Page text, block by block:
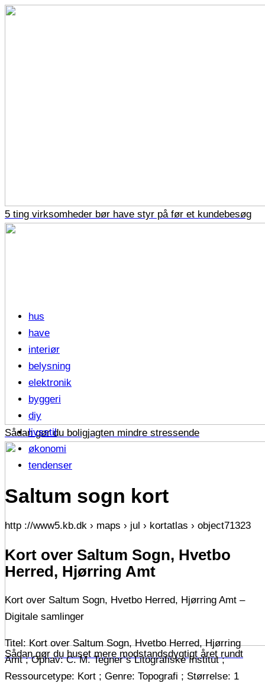
5 ting virksomheder bør have styr på før et kundebesøg
Sådan gør du boligjagten mindre stressende
Sådan gør du huset mere modstandsdygtigt året rundt
hus
have
interiør
belysning
elektronik
byggeri
diy
livsstil
økonomi
tendenser
Saltum sogn kort
http ://www5.kb.dk › maps › jul › kortatlas › object71323
Kort over Saltum Sogn, Hvetbo
Herred, Hjørring Amt
Kort over Saltum Sogn, Hvetbo Herred, Hjørring Amt –
Digitale samlinger
Titel: Kort over Saltum Sogn, Hvetbo Herred, Hjørring
Amt ; Ophav: C. M. Tegner’s Litografiske Institut ;
Ressourcetype: Kort ; Genre: Topografi ; Størrelse: 1